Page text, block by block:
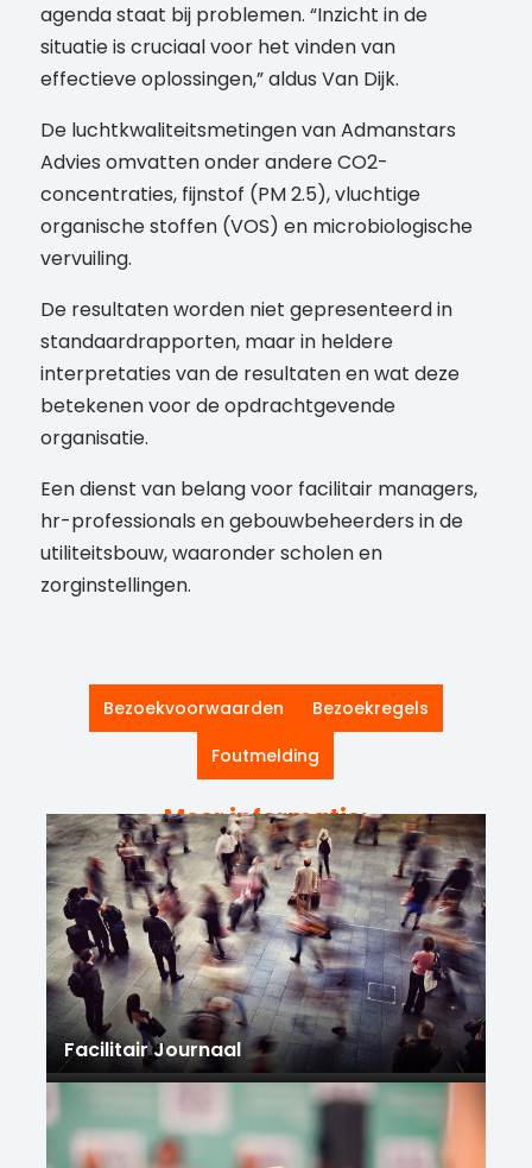
agenda staat bij problemen. “Inzicht in de
situatie is cruciaal voor het vinden van
effectieve oplossingen,” aldus Van Dijk.
De luchtkwaliteitsmetingen van Admanstars
Advies omvatten onder andere CO2-
concentraties, fijnstof (PM 2.5), vluchtige
organische stoffen (VOS) en microbiologische
vervuiling.
De resultaten worden niet gepresenteerd in
standaardrapporten, maar in heldere
interpretaties van de resultaten en wat deze
betekenen voor de opdrachtgevende
organisatie.
Een dienst van belang voor facilitair managers,
hr-professionals en gebouwbeheerders in de
utiliteitsbouw, waaronder scholen en
zorginstellingen.
Bezoekvoorwaarden
Bezoekregels
Foutmelding
Meer informatie:
Facilitair Journaal